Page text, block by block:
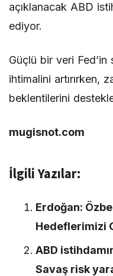
açıklanacak ABD
ediyor.
Güçlü bir veri Fed’in
ihtimalini artırırken,
beklentilerini
mugisnot.com
İlgili Yazılar:
Erdoğan:
Hedeflerimizi
ABD
Savaş risk